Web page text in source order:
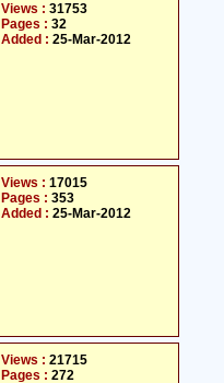
Views : 31753
Pages : 32
Added : 25-Mar-2012
Views : 17015
Pages : 353
Added : 25-Mar-2012
Views : 21715
Pages : 272